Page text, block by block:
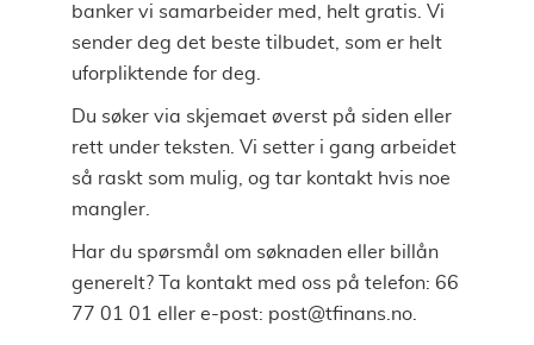
banker vi samarbeider med, helt gratis. Vi
sender deg det beste tilbudet, som er helt
uforpliktende for deg.
Du søker via skjemaet øverst på siden eller
rett under teksten. Vi setter i gang arbeidet
så raskt som mulig, og tar kontakt hvis noe
mangler.
Har du spørsmål om søknaden eller billån
generelt? Ta kontakt med oss på telefon: 66
77 01 01 eller e-post: post@tfinans.no